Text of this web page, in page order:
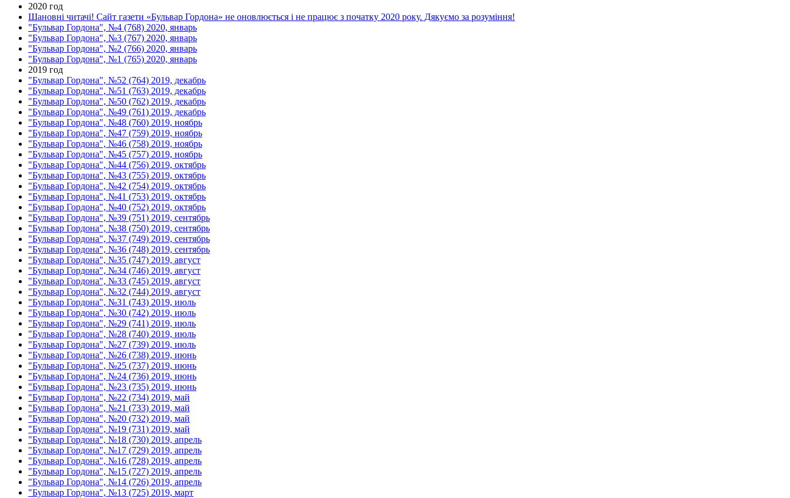
2020 год
Шановні читачі! Сайт газети «Бульвар Гордона» не оновлюється і не працює з початку 2020 року. Дякуємо за розуміння!
"Бульвар Гордона", №4 (768) 2020, январь
"Бульвар Гордона", №3 (767) 2020, январь
"Бульвар Гордона", №2 (766) 2020, январь
"Бульвар Гордона", №1 (765) 2020, январь
2019 год
"Бульвар Гордона", №52 (764) 2019, декабрь
"Бульвар Гордона", №51 (763) 2019, декабрь
"Бульвар Гордона", №50 (762) 2019, декабрь
"Бульвар Гордона", №49 (761) 2019, декабрь
"Бульвар Гордона", №48 (760) 2019, ноябрь
"Бульвар Гордона", №47 (759) 2019, ноябрь
"Бульвар Гордона", №46 (758) 2019, ноябрь
"Бульвар Гордона", №45 (757) 2019, ноябрь
"Бульвар Гордона", №44 (756) 2019, октябрь
"Бульвар Гордона", №43 (755) 2019, октябрь
"Бульвар Гордона", №42 (754) 2019, октябрь
"Бульвар Гордона", №41 (753) 2019, октябрь
"Бульвар Гордона", №40 (752) 2019, октябрь
"Бульвар Гордона", №39 (751) 2019, сентябрь
"Бульвар Гордона", №38 (750) 2019, сентябрь
"Бульвар Гордона", №37 (749) 2019, сентябрь
"Бульвар Гордона", №36 (748) 2019, сентябрь
"Бульвар Гордона", №35 (747) 2019, август
"Бульвар Гордона", №34 (746) 2019, август
"Бульвар Гордона", №33 (745) 2019, август
"Бульвар Гордона", №32 (744) 2019, август
"Бульвар Гордона", №31 (743) 2019, июль
"Бульвар Гордона", №30 (742) 2019, июль
"Бульвар Гордона", №29 (741) 2019, июль
"Бульвар Гордона", №28 (740) 2019, июль
"Бульвар Гордона", №27 (739) 2019, июль
"Бульвар Гордона", №26 (738) 2019, июнь
"Бульвар Гордона", №25 (737) 2019, июнь
"Бульвар Гордона", №24 (736) 2019, июнь
"Бульвар Гордона", №23 (735) 2019, июнь
"Бульвар Гордона", №22 (734) 2019, май
"Бульвар Гордона", №21 (733) 2019, май
"Бульвар Гордона", №20 (732) 2019, май
"Бульвар Гордона", №19 (731) 2019, май
"Бульвар Гордона", №18 (730) 2019, апрель
"Бульвар Гордона", №17 (729) 2019, апрель
"Бульвар Гордона", №16 (728) 2019, апрель
"Бульвар Гордона", №15 (727) 2019, апрель
"Бульвар Гордона", №14 (726) 2019, апрель
"Бульвар Гордона", №13 (725) 2019, март